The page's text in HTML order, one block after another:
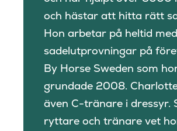
och hästar att hitta rätt
Hon arbetar på heltid med
sadelutprovningar på
By Horse Sweden som
grundade 2008.
även C-tränare i dressyr.
ryttare och tränare vet